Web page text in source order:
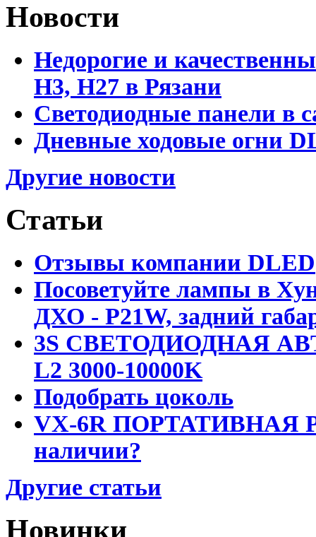
Новости
Недорогие и
Н3, Н27 в Рязани
Светодиодные панели в
Дневные ходовые огни
Другие новости
Статьи
Отзывы компании DLED
Посоветуйте лампы в
ДХО - P21W, задний
3S СВЕТОДИОДНАЯ
L2 3000-10000K
Подобрать цоколь
VX-6R ПОРТАТИВНАЯ
наличии?
Другие статьи
Новинки